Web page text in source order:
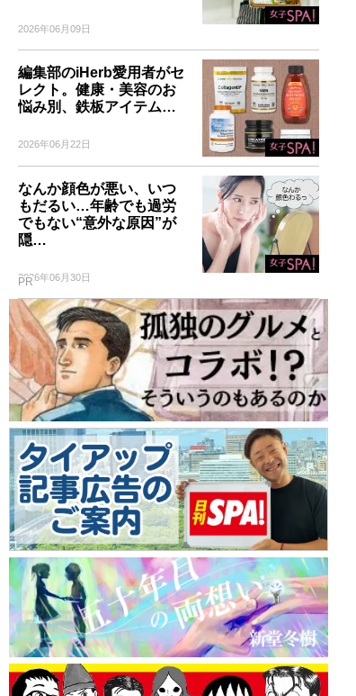
2026年06月09日
編集部のiHerb愛用者がセ
レクト。健康・美容のお
悩み別、鉄板アイテム…
2026年06月22日
なんか顔色が悪い、いつ
もだるい…年齢でも過労
でもない“意外な原因”が
隠…
2026年06月30日
PR